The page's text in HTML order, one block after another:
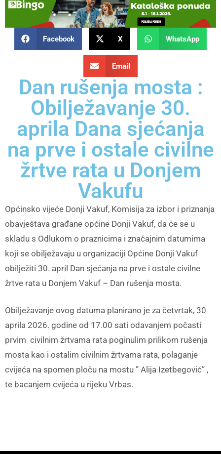
Facebook X WhatsApp
Email
Dan rušenja mosta :
Obilježavanje 30.
aprila Dana sjećanja
na prve i ostale civilne
žrtve rata u Donjem
Vakufu
Općinsko vijeće Donji Vakuf, Komisija za izbor i priznanja
obavještava građane općine Donji Vakuf, da će se u
skladu s Odlukom o praznicima i značajnim datumima
koji se obilježavaju u organizaciji Općine Donji Vakuf
obilježiti 30. april Dan sjećanja na prve i ostale civilne
žrtve rata u Donjem Vakuf – Dan rušenja mosta.
Obilježavanje ovog datuma planirano je za četvrtak, 30
aprila 2026. godine od 17.00 sati odavanjem počasti
prvim civilnim žrtvama rata poginulim prilikom rušenja
mosta kao i ostalim civilnim žrtvama rata, polaganje
cvijeća na spomen ploču na mostu ” Alija Izetbegović” ,
te bacanjem cvijeća u rijeku Vrbas.